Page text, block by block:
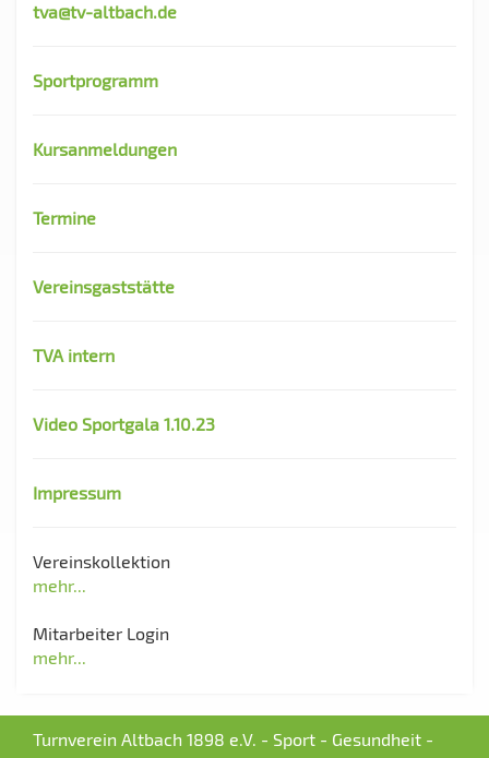
tva@tv-altbach.de
Sportprogramm
Kursanmeldungen
Termine
Vereinsgaststätte
TVA intern
Video Sportgala 1.10.23
Impressum
Vereinskollektion
mehr...
Mitarbeiter Login
mehr...
Turnverein Altbach 1898 e.V. - Sport - Gesundheit -